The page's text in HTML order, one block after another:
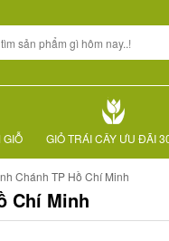
GIỖ GIỎ TRÁI CÂY ƯU ĐÃI
Chánh TP Hồ Chí Minh
Chí Minh